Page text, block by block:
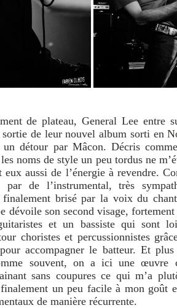
de plateau, General Lee entre
de leur nouvel album sorti en
détour par Mâcon. Décris
noms de style un peu tordus ne
eux aussi de l’énergie à revendre.
par de l’instrumental, très
finalement brisé par la voix du
dévoile son second visage, fortement
et un bassiste qui sont
choristes et percussionnistes
accompagner le batteur. Et plus
souvent, on a ici une œuvre
sans coupures ce qui m’a
un peu facile à mon goût
de manière récurrente.